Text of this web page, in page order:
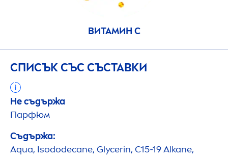
ВИТАМИН C
СПИСЪК СЪС СЪСТАВКИ
Не съдържа
Парфюм
Съдържа:
Aqua, Isododecane, Glycerin, C15-19 Alkane,